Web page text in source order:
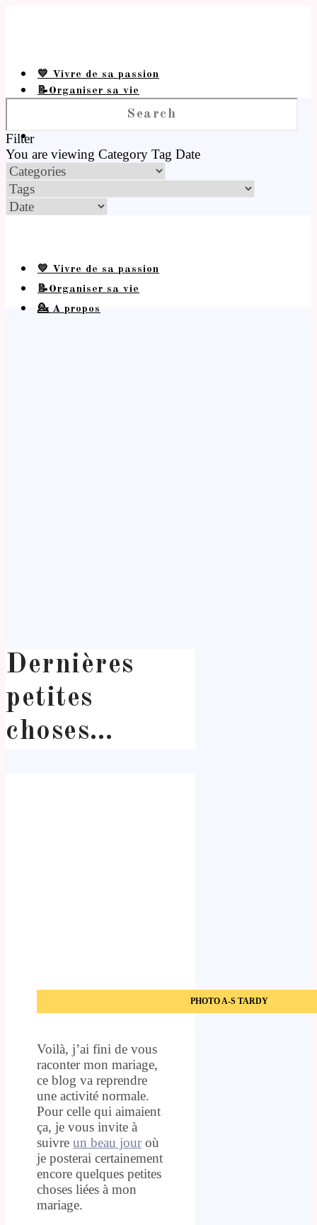
💛 Vivre de sa passion
📝Organiser sa vie
Filter
You are viewing Category Tag Date
💛 Vivre de sa passion
📝Organiser sa vie
💁 A propos
Dernières
petites
choses…
PHOTO A-S TARDY
Voilà, j’ai fini de vous
raconter mon mariage,
ce blog va reprendre
une activité normale.
Pour celle qui aimaient
ça, je vous invite à
suivre un beau jour où
je posterai certainement
encore quelques petites
choses liées à mon
mariage.